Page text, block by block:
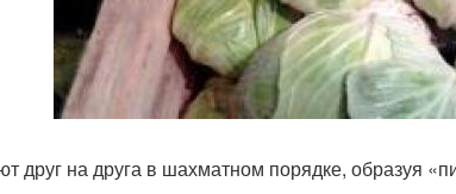
друг на друга в шахматном порядке, образуя